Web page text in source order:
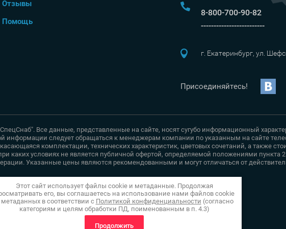
Отзывы
Помощь
8-800-700-90-82
-------------------------
г. Екатеринбург, ул.
Присоединяйтесь!
Все данные, представленные на сайте, носят сугубо информационный
следует обращаться к менеджерам компании по указанным на сайте
комплектации, технических характеристик, цветовых сочетаний, а также
каких условиях не является публичной офертой, определяемой положениями пункта 2
Указанные цены являются рекомендованными и могут отличаться от
Этот сайт использует файлы cookie и метаданные. Продолжая
его, вы соглашаетесь на использование нами файлов cookie
в соответствии с Политикой конфиденциальности (согласно
категориям и целям обработки ПД, поименованным в п. 4.3)
Продолжить